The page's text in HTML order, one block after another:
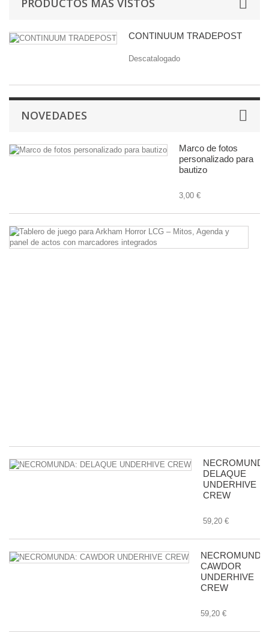
PRODUCTOS MÁS VISTOS
CONTINUUM TRADEPOST
Descatalogado
NOVEDADES
Marco de fotos
personalizado para
bautizo
3,00 €
DELAQUE
UNDERHIVE
CREW
59,20 €
NECROMUNDA:
CAWDOR
UNDERHIVE
CREW
59,20 €